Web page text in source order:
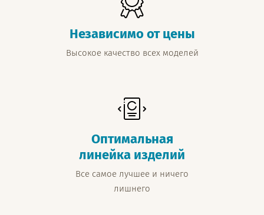
Независимо от цены
Высокое качество всех моделей
Оптимальная
линейка изделий
Все самое лучшее и ничего
лишнего